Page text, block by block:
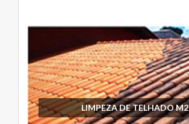
LIMPEZA DE TELHADO M2